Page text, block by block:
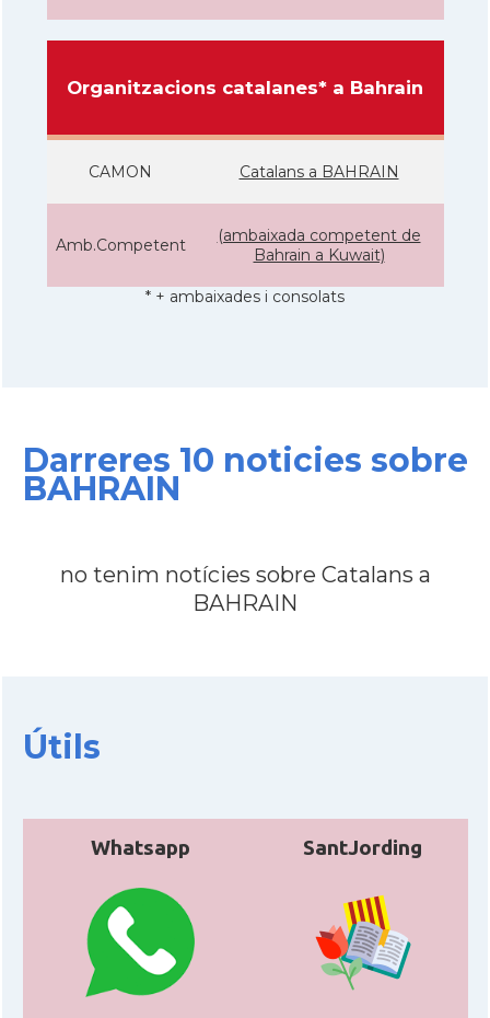
Organitzacions catalanes* a Bahrain
CAMON Catalans a BAHRAIN
Amb.Competent
(ambaixada competent de
Bahrain a Kuwait)
* + ambaixades i consolats
Darreres 10 noticies sobre
BAHRAIN
no tenim notícies sobre Catalans a
BAHRAIN
Útils
Whatsapp SantJording